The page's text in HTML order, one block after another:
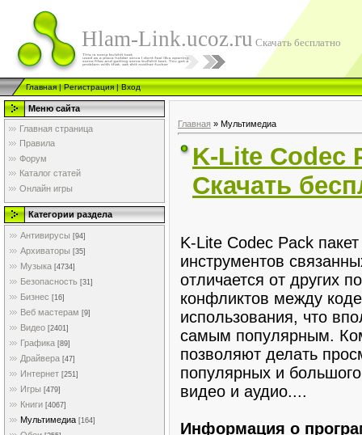
Hlam-Link.ucoz.ru Скачать бесплатно
Главная|Регистрация|Вход
Меню сайта
Главная страница
Правила
Форум
Каталог статей
Онлайн игры
Категории раздела
Антивирусы [94]
Архиваторы [35]
Музыка [4734]
Безопасность [31]
Бизнес [16]
Веб мастерам [9]
Видео [2401]
Графика [89]
Драйвера [47]
Интернет [251]
Игры [479]
Книги [4067]
Мультимедиа [164]
Главная » Мультимедиа
K-Lite Codec
Скачать
K-Lite Codec Pack
инструментов
отличается от других
конфликтов между
использования, что
самым популярным.
позволяют делать
популярных и
видео и аудио....
Информация о